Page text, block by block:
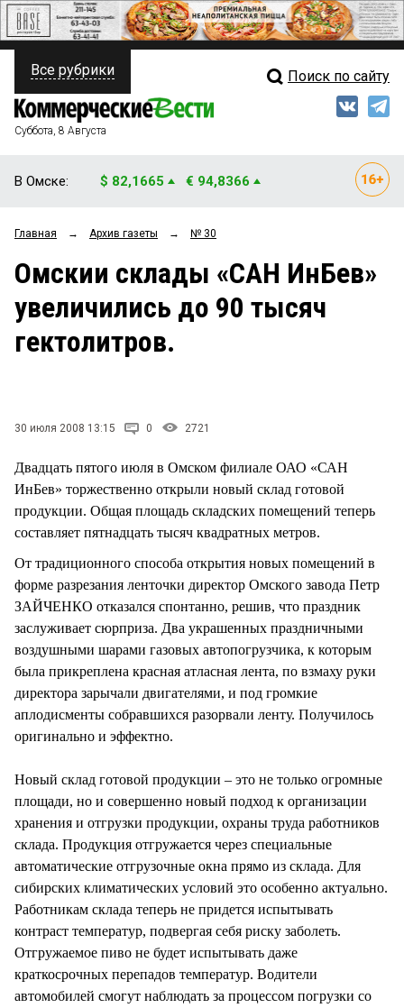
ПОЛИТИКА
ФИНАНСЫ
ОБЩЕСТВО
ЗАКОН
НОВОСТИ КОМПАНИЙ
Свежий выпуск
Рейтинги
Блоги
Все рубрики Поиск по сайту
Суббота, 8 Августа
В Омске: $ 82,1665 € 94,8366
Главная → Архив газеты → № 30
Омскии склады «САН ИнБев»
увеличились до 90 тысяч
гектолитров.
30 июля 2008 13:15 0 2721
Двадцать пятого июля в Омском филиале ОАО «САН
ИнБев» торжественно открыли новый склад готовой
продукции. Общая площадь складских помещений теперь
составляет пятнадцать тысяч квадратных метров.
От традиционного способа открытия новых помещений в
форме разрезания ленточки директор Омского завода Петр
ЗАЙЧЕНКО отказался спонтанно, решив, что праздник
заслуживает сюрприза. Два украшенных праздничными
воздушными шарами газовых автопогрузчика, к которым
была прикреплена красная атласная лента, по взмаху руки
директора зарычали двигателями, и под громкие
аплодисменты собравшихся разорвали ленту. Получилось
оригинально и эффектно.
Новый склад готовой продукции – это не только огромные
площади, но и совершенно новый подход к организации
хранения и отгрузки продукции, охраны труда работников
склада. Продукция отгружается через специальные
автоматические отгрузочные окна прямо из склада. Для
сибирских климатических условий это особенно актуально.
Работникам склада теперь не придется испытывать
контраст температур, подвергая себя риску заболеть.
Отгружаемое пиво не будет испытывать даже
краткосрочных перепадов температур. Водители
автомобилей смогут наблюдать за процессом погрузки со